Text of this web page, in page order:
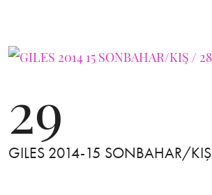
29
GILES 2014-15 SONBAHAR/KIŞ